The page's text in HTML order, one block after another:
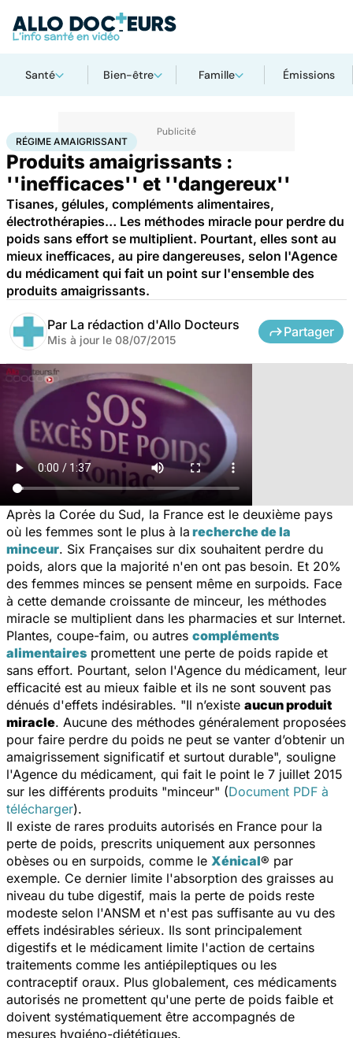
Santé Bien-être Famille Émissions
AccueilSantéMédicaments Régime amaigrissant
RÉGIME AMAIGRISSANT
Produits amaigrissants :
''inefficaces'' et ''dangereux''
Tisanes, gélules, compléments alimentaires,
électrothérapies… Les méthodes miracle pour perdre du
poids sans effort se multiplient. Pourtant, elles sont au
mieux inefficaces, au pire dangereuses, selon l'Agence
du médicament qui fait un point sur l'ensemble des
produits amaigrissants.
Par La rédaction d'Allo Docteurs
Mis à jour le 08/07/2015
Partager
Après la Corée du Sud, la France est le deuxième pays
où les femmes sont le plus à la recherche de la
minceur. Six Françaises sur dix souhaitent perdre du
poids, alors que la majorité n'en ont pas besoin. Et 20%
des femmes minces se pensent même en surpoids. Face
à cette demande croissante de minceur, les méthodes
miracle se multiplient dans les pharmacies et sur Internet.
Plantes, coupe-faim, ou autres compléments
alimentaires promettent une perte de poids rapide et
sans effort. Pourtant, selon l'Agence du médicament, leur
efficacité est au mieux faible et ils ne sont souvent pas
dénués d'effets indésirables. "Il n’existe aucun produit
miracle. Aucune des méthodes généralement proposées
pour faire perdre du poids ne peut se vanter d’obtenir un
amaigrissement significatif et surtout durable", souligne
l'Agence du médicament, qui fait le point le 7 juillet 2015
sur les différents produits "minceur" (Document PDF à
télécharger).
Il existe de rares produits autorisés en France pour la
perte de poids, prescrits uniquement aux personnes
obèses ou en surpoids, comme le Xénical® par
exemple. Ce dernier limite l'absorption des graisses au
niveau du tube digestif, mais la perte de poids reste
modeste selon l'ANSM et n'est pas suffisante au vu des
effets indésirables sérieux. Ils sont principalement
digestifs et le médicament limite l'action de certains
traitements comme les antiépileptiques ou les
contraceptif oraux. Plus globalement, ces médicaments
autorisés ne promettent qu'une perte de poids faible et
doivent systématiquement être accompagnés de
mesures hygiéno-diététiques.